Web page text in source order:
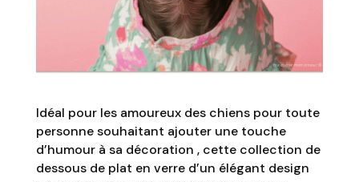
Idéal pour les amoureux des chiens pour toute
personne souhaitant ajouter une touche
d’humour à sa décoration , cette collection de
dessous de plat en verre d’un élégant design